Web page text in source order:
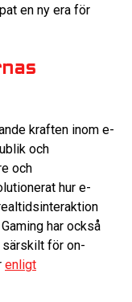
en ny era för
kraften inom e-
och
och
hur e-
har också
särskilt för on-
enligt